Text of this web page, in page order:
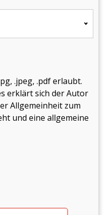
.jpeg, .pdf erlaubt.
erklärt sich der Autor
Allgemeinheit zum
und eine allgemeine